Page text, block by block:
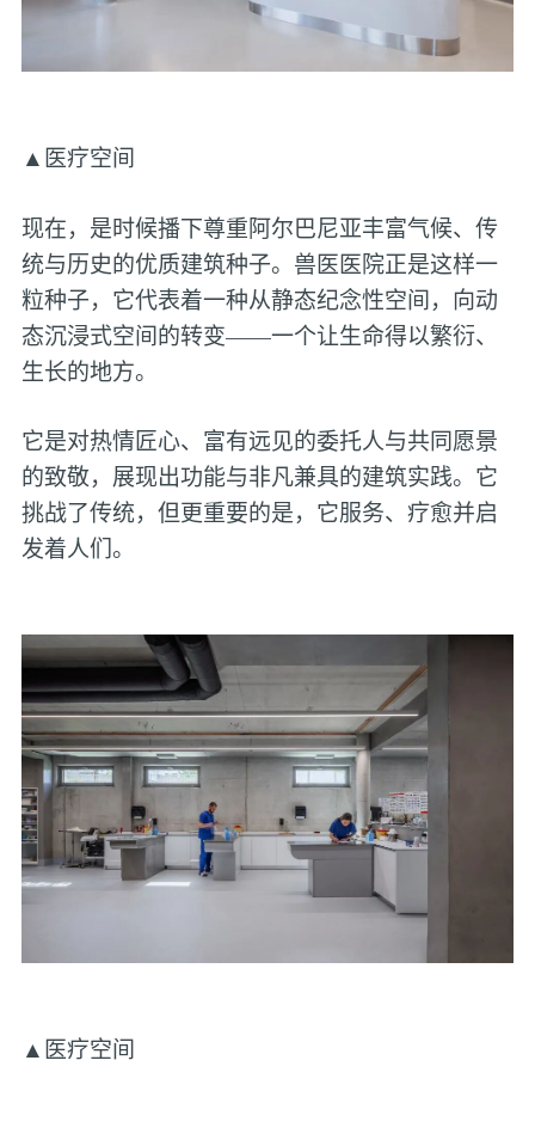
▲医疗空间
现在，是时候播下尊重阿尔巴尼亚丰富气候、传
统与历史的优质建筑种子。兽医医院正是这样一
粒种子，它代表着一种从静态纪念性空间，向动
态沉浸式空间的转变——一个让生命得以繁衍、
生长的地方。
它是对热情匠心、富有远见的委托人与共同愿景
的致敬，展现出功能与非凡兼具的建筑实践。它
挑战了传统，但更重要的是，它服务、疗愈并启
发着人们。
▲医疗空间